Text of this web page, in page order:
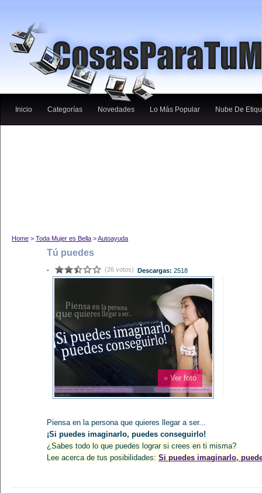
Inicio Categorías Novedades Lo Más Popular Nube De
Home > Toda Mujer es Bella >Autoayuda
Tú puedes
- (26 votos) Descargas: 2518
» Ver foto
Piensa en la persona que quieres llegar a ser...
¡Si puedes imaginarlo, puedes conseguirlo!
¿Sabes todo lo que puedes lograr si crees en ti misma?
Lee acerca de tus posibilidades: Si puedes imaginarlo,